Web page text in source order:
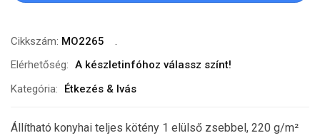
Cikkszám: MO2265
Elérhetőség: A készletinfóhoz válassz színt!
Kategória:
Étkezés & Ivás
Állítható konyhai teljes kötény 1 elülső zsebbel, 220 g/m²